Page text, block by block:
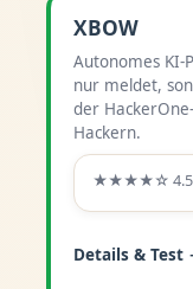
XBOW
Autonomes KI-
nur meldet,
der
Hackern.
★★★★☆ 4.5
Details & Test